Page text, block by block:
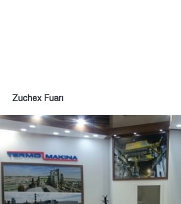
Zuchex Fuarı